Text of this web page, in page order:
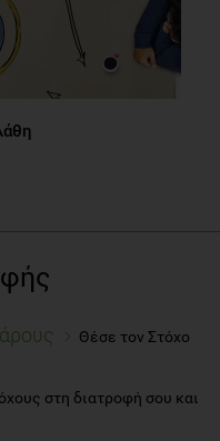
Θέσε τον Στόχο
στη διατροφή σου και